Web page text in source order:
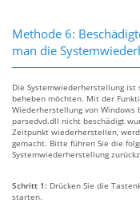
Methode 6:
man die
Die Systemwiederherstellung ist
beheben möchten. Mit der
Wiederherstellung von Windows
parsedvd.dll nicht beschädigt
Zeitpunkt wiederherstellen,
gemacht. Bitte führen Sie die
Systemwiederherstellung
Schritt 1: Drücken Sie die
starten.